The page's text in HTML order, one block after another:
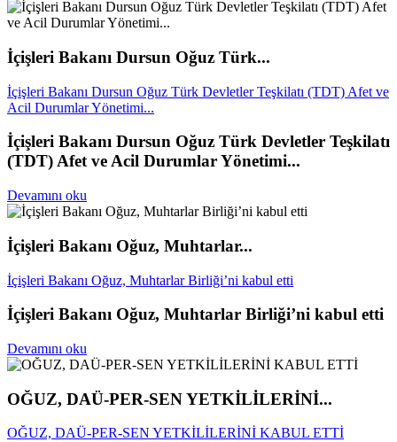
İçişleri Bakanı Dursun Oğuz Türk...
İçişleri Bakanı Dursun Oğuz Türk Devletler Teşkilatı (TDT) Afet ve
Acil Durumlar Yönetimi...
İçişleri Bakanı Dursun Oğuz Türk Devletler Teşkilatı
(TDT) Afet ve Acil Durumlar Yönetimi...
Devamını oku
İçişleri Bakanı Oğuz, Muhtarlar...
İçişleri Bakanı Oğuz, Muhtarlar Birliği’ni kabul etti
İçişleri Bakanı Oğuz, Muhtarlar Birliği’ni kabul etti
Devamını oku
OĞUZ, DAÜ-PER-SEN YETKİLİLERİNİ...
OĞUZ, DAÜ-PER-SEN YETKİLİLERİNİ KABUL ETTİ